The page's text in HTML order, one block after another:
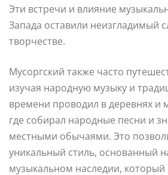
Эти встречи и влияние
Запада оставили неизгладимый
творчестве.
Мусоргский также часто
изучая народную музыку и
времени проводил в деревнях и
где собирал народные песни и
местными обычаями. Это
уникальный стиль, основанный
музыкальном наследии, который